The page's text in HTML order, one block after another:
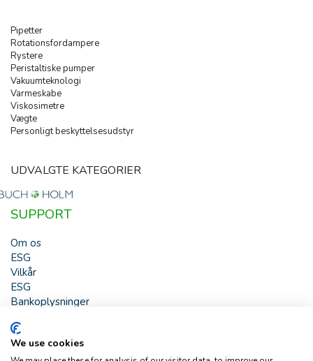
Pipetter
Rotationsfordampere
Rystere
Peristaltiske pumper
Vakuumteknologi
Varmeskabe
Viskosimetre
Vægte
Personligt beskyttelsesudstyr
UDVALGTE KATEGORIER
SUPPORT
Om os
ESG
Vilkår
ESG
Bankoplysninger
HJÆLP
Buch & Holm A/S - Marielundvej 39 - DK-2730 Herlev -
We use cookies